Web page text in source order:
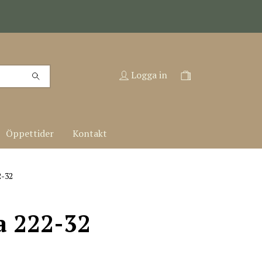
Logga in
Öppettider Kontakt
32
222-32